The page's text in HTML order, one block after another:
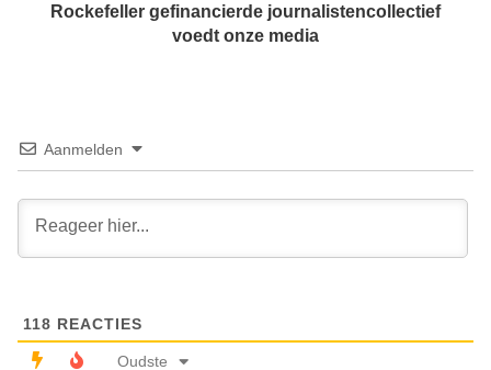
n
o
g
w
o
e
n
o
Rockefeller gefinancierde journalistencollectief
voedt onze media
Aanmelden
118 REACTIES
Oudste